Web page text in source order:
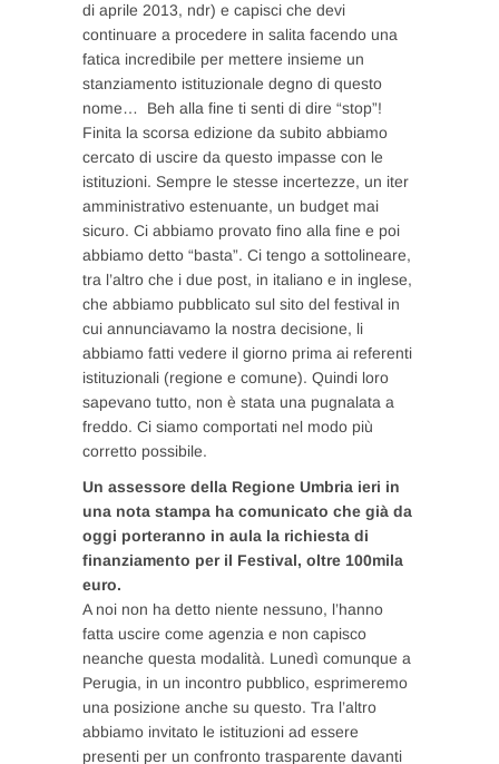
di aprile 2013, ndr) e capisci che devi
continuare a procedere in salita facendo una
fatica incredibile per mettere insieme un
stanziamento istituzionale degno di questo
nome… Beh alla fine ti senti di dire “stop”!
Finita la scorsa edizione da subito abbiamo
cercato di uscire da questo impasse con le
istituzioni. Sempre le stesse incertezze, un iter
amministrativo estenuante, un budget mai
sicuro. Ci abbiamo provato fino alla fine e poi
abbiamo detto “basta”. Ci tengo a sottolineare,
tra l’altro che i due post, in italiano e in inglese,
che abbiamo pubblicato sul sito del festival in
cui annunciavamo la nostra decisione, li
abbiamo fatti vedere il giorno prima ai referenti
istituzionali (regione e comune). Quindi loro
sapevano tutto, non è stata una pugnalata a
freddo. Ci siamo comportati nel modo più
corretto possibile.
Un assessore della Regione Umbria ieri in
una nota stampa ha comunicato che già da
oggi porteranno in aula la richiesta di
finanziamento per il Festival, oltre 100mila
euro.
A noi non ha detto niente nessuno, l’hanno
fatta uscire come agenzia e non capisco
neanche questa modalità. Lunedì comunque a
Perugia, in un incontro pubblico, esprimeremo
una posizione anche su questo. Tra l’altro
abbiamo invitato le istituzioni ad essere
presenti per un confronto trasparente davanti